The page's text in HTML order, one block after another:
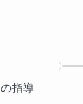
私を
てき
とが
界史
指導